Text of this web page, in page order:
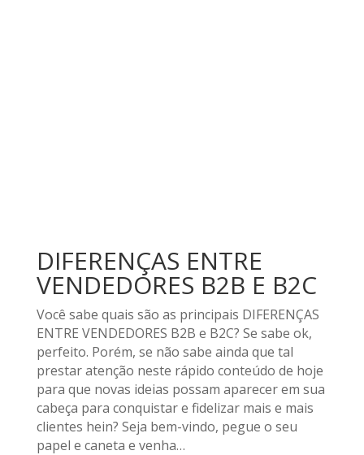
DIFERENÇAS ENTRE
VENDEDORES B2B E B2C
Você sabe quais são as principais DIFERENÇAS
ENTRE VENDEDORES B2B e B2C? Se sabe ok,
perfeito. Porém, se não sabe ainda que tal
prestar atenção neste rápido conteúdo de hoje
para que novas ideias possam aparecer em sua
cabeça para conquistar e fidelizar mais e mais
clientes hein? Seja bem-vindo, pegue o seu
papel e caneta e venha…